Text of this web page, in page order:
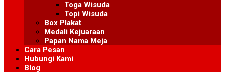
Toga Wisuda
Topi Wisuda
Box Plakat
Medali Kejuaraan
Papan Nama Meja
Cara Pesan
Hubungi Kami
Blog